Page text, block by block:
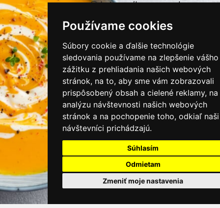
Používame cookies
Súbory cookie a ďalšie technológie
sledovania používame na zlepšenie vášho
zážitku z prehliadania našich webových
stránok, na to, aby sme vám zobrazovali
prispôsobený obsah a cielené reklamy, na
analýzu návštevnosti našich webových
stránok a na pochopenie toho, odkiaľ naši
návštevníci prichádzajú.
Súhlasím
Odmietam
Zmeniť moje nastavenia
instagram/kamnamenu.sk
KONTAKTUJTE NÁS
PRIHLÁSIŤ SA DO ZÁKAZNÍCKEJ ZÓNY
Všeobecné obchodné podmienky
Ochrana osobných údajov
Cookies
Moje KamNaMenu
Pridať reštauráciu
Cenník balíkov